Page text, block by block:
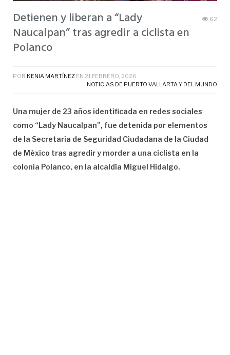
Detienen y liberan a “Lady
Naucalpan” tras agredir a ciclista en
Polanco
62
POR KENIA MARTÍNEZ EN 21 FEBRERO, 2026
NOTICIAS DE PUERTO VALLARTA Y DEL MUNDO
Una mujer de 23 años identificada en redes sociales
como “Lady Naucalpan”, fue detenida por elementos
de la Secretaría de Seguridad Ciudadana de la Ciudad
de México tras agredir y morder a una ciclista en la
colonia Polanco, en la alcaldía Miguel Hidalgo.